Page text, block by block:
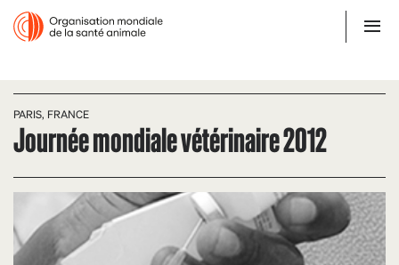
PARIS, FRANCE
Journée mondiale vétérinaire 2012